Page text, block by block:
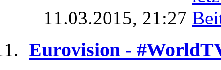
11.03.2015, 21:27
Eurovision -